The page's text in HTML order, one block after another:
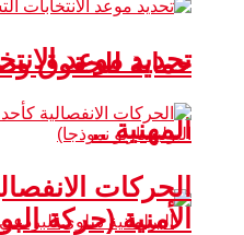
حماية للحقوق
المهنية ..
تحديد موعد
الحركات
الأمنية (حركة